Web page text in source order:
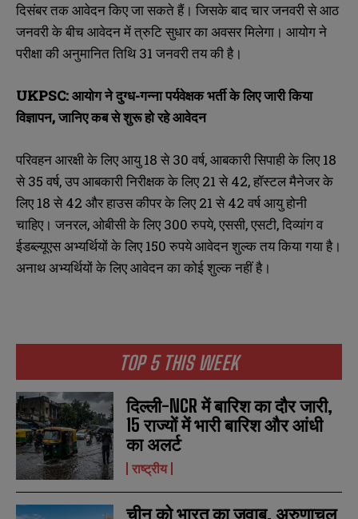
N
N
TOP 5 THIS WEEK
दिल्ली-NCR में बारिश का दौर जारी,
15 राज्यों में भारी बारिश और आंधी
का अलर्ट
राष्ट्रीय
चीन को भारत का जवाब, अरुणाचल
दिसंबर तक आवेदन किए जा सकते हैं। जिसके बाद चार जनवरी से आठ
जनवरी के बीच आवेदन में त्रुटि सुधार का अवसर मिलेगा। आयोग ने
परीक्षा की अनुमानित तिथि 31 जनवरी तय की है।
UKPSC: आयोग ने दुग्ध-गन्ना पर्यवेक्षक भर्ती के लिए जारी किया
विज्ञापन, जानिए कब से शुरू हो रहे आवेदन
परिवहन आरक्षी के लिए आयु 18 से 30 वर्ष, आबकारी सिपाही के लिए 18
से 35 वर्ष, उप आबकारी निरीक्षक के लिए 21 से 42, हॉस्टल मैनेजर के
लिए 18 से 42 और हाउस कीपर के लिए 21 से 42 वर्ष आयु होनी
चाहिए। जनरल, ओबीसी के लिए 300 रुपये, एससी, एसटी, दिव्यांग व
ईडब्ल्यूएस अभ्यर्थियों के लिए 150 रुपये आवेदन शुल्क तय किया गया है।
अनाथ अभ्यर्थियों के लिए आवेदन का कोई शुल्क नहीं है।